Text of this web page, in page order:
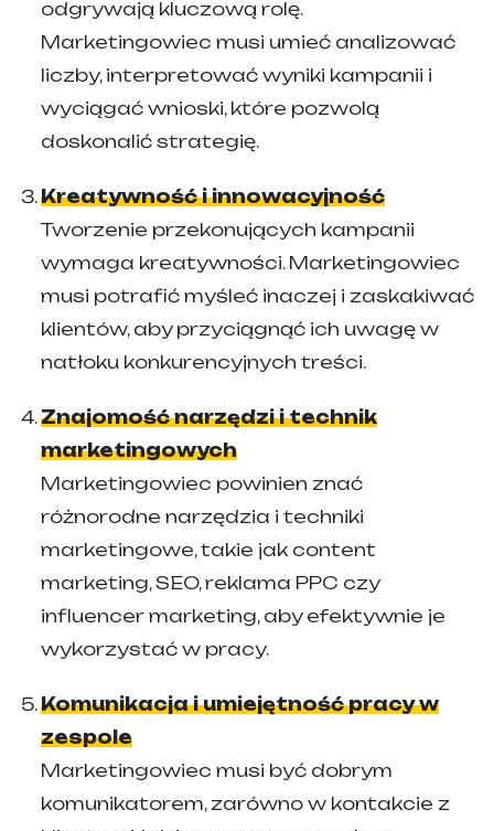
odgrywają kluczową rolę.
Marketingowiec musi umieć analizować
liczby, interpretować wyniki kampanii i
wyciągać wnioski, które pozwolą
doskonalić strategię.
Kreatywność i innowacyjność
Tworzenie przekonujących kampanii
wymaga kreatywności. Marketingowiec
musi potrafić myśleć inaczej i zaskakiwać
klientów, aby przyciągnąć ich uwagę w
natłoku konkurencyjnych treści.
Znajomość narzędzi i technik
marketingowych
Marketingowiec powinien znać
różnorodne narzędzia i techniki
marketingowe, takie jak content
marketing, SEO, reklama PPC czy
influencer marketing, aby efektywnie je
wykorzystać w pracy.
Komunikacja i umiejętność pracy w
zespole
Marketingowiec musi być dobrym
komunikatorem, zarówno w kontakcie z